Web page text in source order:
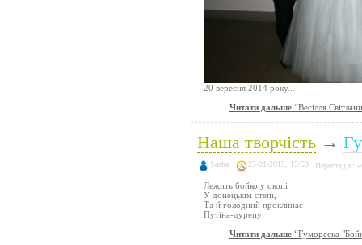
20 вересня 2014 року...
Читати дальше “Весілля
Наша творчість →
Sasha 25-01-2015, 15:53 Переглядів:
Лежить бойко у окопі
У донецькім степі,
Та й голодний проклинає
Путіна-дурепу:
Читати дальше “Гумореска